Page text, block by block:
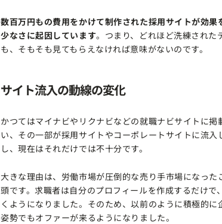
数百万円もの費用をかけて制作された採用サイトが効
少なさに起因しています。つまり、どれほど洗練された
も、そもそも見てもらえなければ意味がないのです。
サイト流入の動線の変化
かつてはマイナビやリクナビなどの就職ナビサイトに
い、その一部が採用サイトやコーポレートサイトに流
し、現在はそれだけでは不十分です。
大きな理由は、労働市場が圧倒的な売り手市場になっ
頭です。求職者は自分のプロフィールを作成するだけ
くようになりました。そのため、以前のように積極的
姿勢でもオファーが来るようになりました。